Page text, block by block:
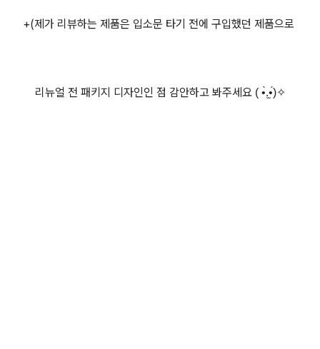
+(제가 리뷰하는 제품은 입소문 타기 전에 구입했던 제품으로
리뉴얼 전 패키지 디자인인 점 감안하고 봐주세요 ( •̀.̫•́)✧